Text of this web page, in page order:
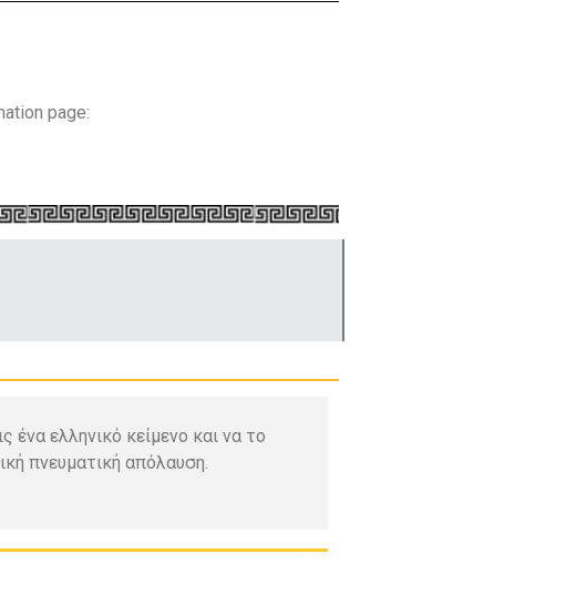
page:
ένα ελληνικό κείμενο και να το
πνευματική απόλαυση.